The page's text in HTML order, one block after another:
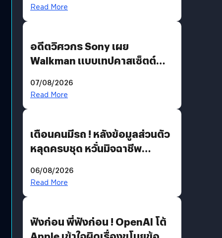
Read More
อดีตวิศวกร Sony เผย
Walkman แบบเทปคาสเซ็ตต์
07/08/2026
Read More
เตือนคนมีรถ ! หลังข้อมูลส่วนตัว
หลุดครบชุด หวั่นมิจฉาชีพ
รหัสผ่านหลุด ไม่ใช่แฮกเกอร์
06/08/2026
Read More
ฟังก่อน พี่ฟังก่อน ! OpenAI โต้